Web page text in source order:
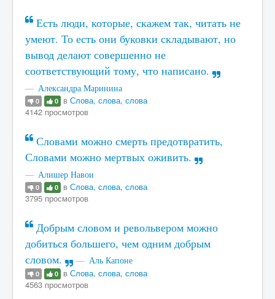
Есть люди, которые, скажем так, читать не
умеют. То есть они буковки складывают, но
вывод делают совершенно не
соответствующий тому, что написано.
Александра Маринина
0 0 в Слова, слова, слова
4142 просмотров
Словами можно смерть предотвратить,
Словами можно мертвых оживить.
Алишер Навои
0 0 в Слова, слова, слова
3795 просмотров
Добрым словом и револьвером можно
добиться большего, чем одним добрым
словом.
Аль Капоне
0 0 в Слова, слова, слова
4563 просмотров